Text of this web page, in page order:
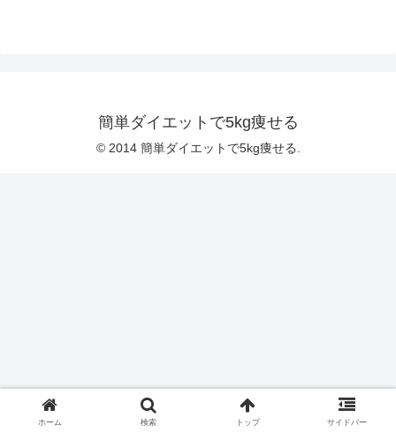
簡単ダイエットで5kg痩せる
© 2014 簡単ダイエットで5kg痩せる.
ホーム 検索 トップ サイドバー